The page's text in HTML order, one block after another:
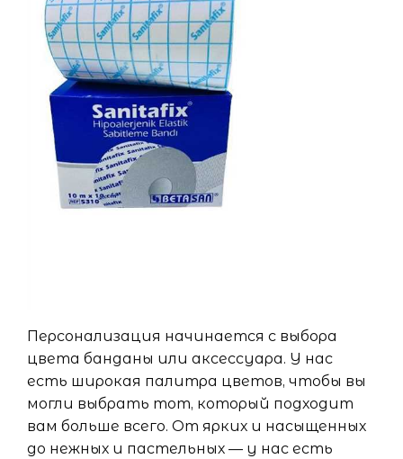
Персонализация начинается с выбора
цвета банданы или аксессуара. У нас
есть широкая палитра цветов, чтобы вы
могли выбрать тот, который подходит
вам больше всего. От ярких и насыщенных
до нежных и пастельных — у нас есть